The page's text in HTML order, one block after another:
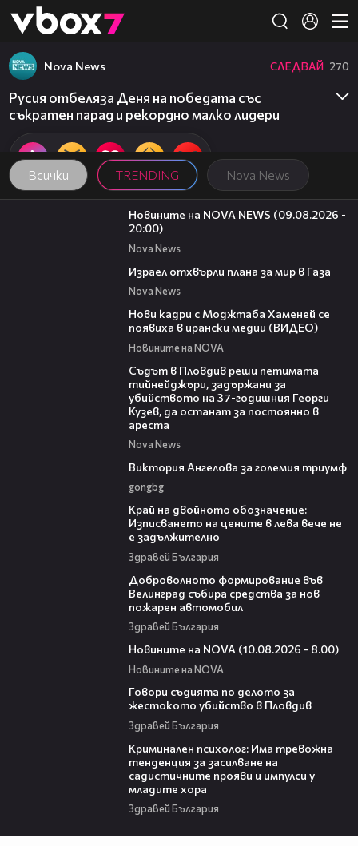
👾
Всички TRENDING Nova News
Nova News СЛЕДВАЙ 270
Русия отбеляза Деня на победата със
съкратен парад и рекордно малко лидери
22:18
Новините на NOVA NEWS (09.08.2026 -
20:00)
Nova News
Израел отхвърли плана за мир в Газа
Nova News
Нови кадри с Моджтаба Хаменей се
появиха в ирански медии (ВИДЕО)
Новините на NOVA
Съдът в Пловдив реши петимата
тийнейджъри, задържани за
убийството на 37-годишния Георги
Кузев, да останат за постоянно в
ареста
Nova News
Виктория Ангелова за големия триумф
gongbg
Край на двойното обозначение:
Изписването на цените в лева вече не
е задължително
Здравей България
Доброволното формирование във
Велинград събира средства за нов
пожарен автомобил
Здравей България
Новините на NOVA (10.08.2026 - 8.00)
Новините на NOVA
Говори съдията по делото за
жестокото убийство в Пловдив
Здравей България
Криминален психолог: Има тревожна
тенденция за засилване на
садистичните прояви и импулси у
младите хора
Здравей България